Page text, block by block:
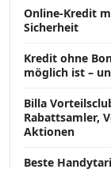
Online-Kredit
Sicherheit
Kredit ohne
möglich ist –
Billa
Rabattsamler,
Aktionen
Beste